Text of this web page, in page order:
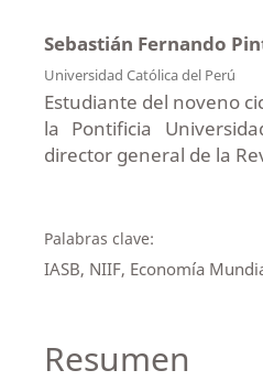
Sebastián Fernando
Universidad Católica del Perú
Estudiante del noveno
la Pontificia
director general de la
Palabras clave:
IASB, NIIF, Economía
Resumen